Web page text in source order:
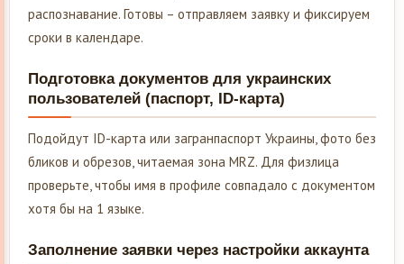
распознавание. Готовы – отправляем заявку и фиксируем
сроки в календаре.
Подготовка документов для украинских
пользователей (паспорт, ID-карта)
Подойдут ID-карта или загранпаспорт Украины, фото без
бликов и обрезов, читаемая зона MRZ. Для физлица
проверьте, чтобы имя в профиле совпадало с документом
хотя бы на 1 языке.
Заполнение заявки через настройки аккаунта